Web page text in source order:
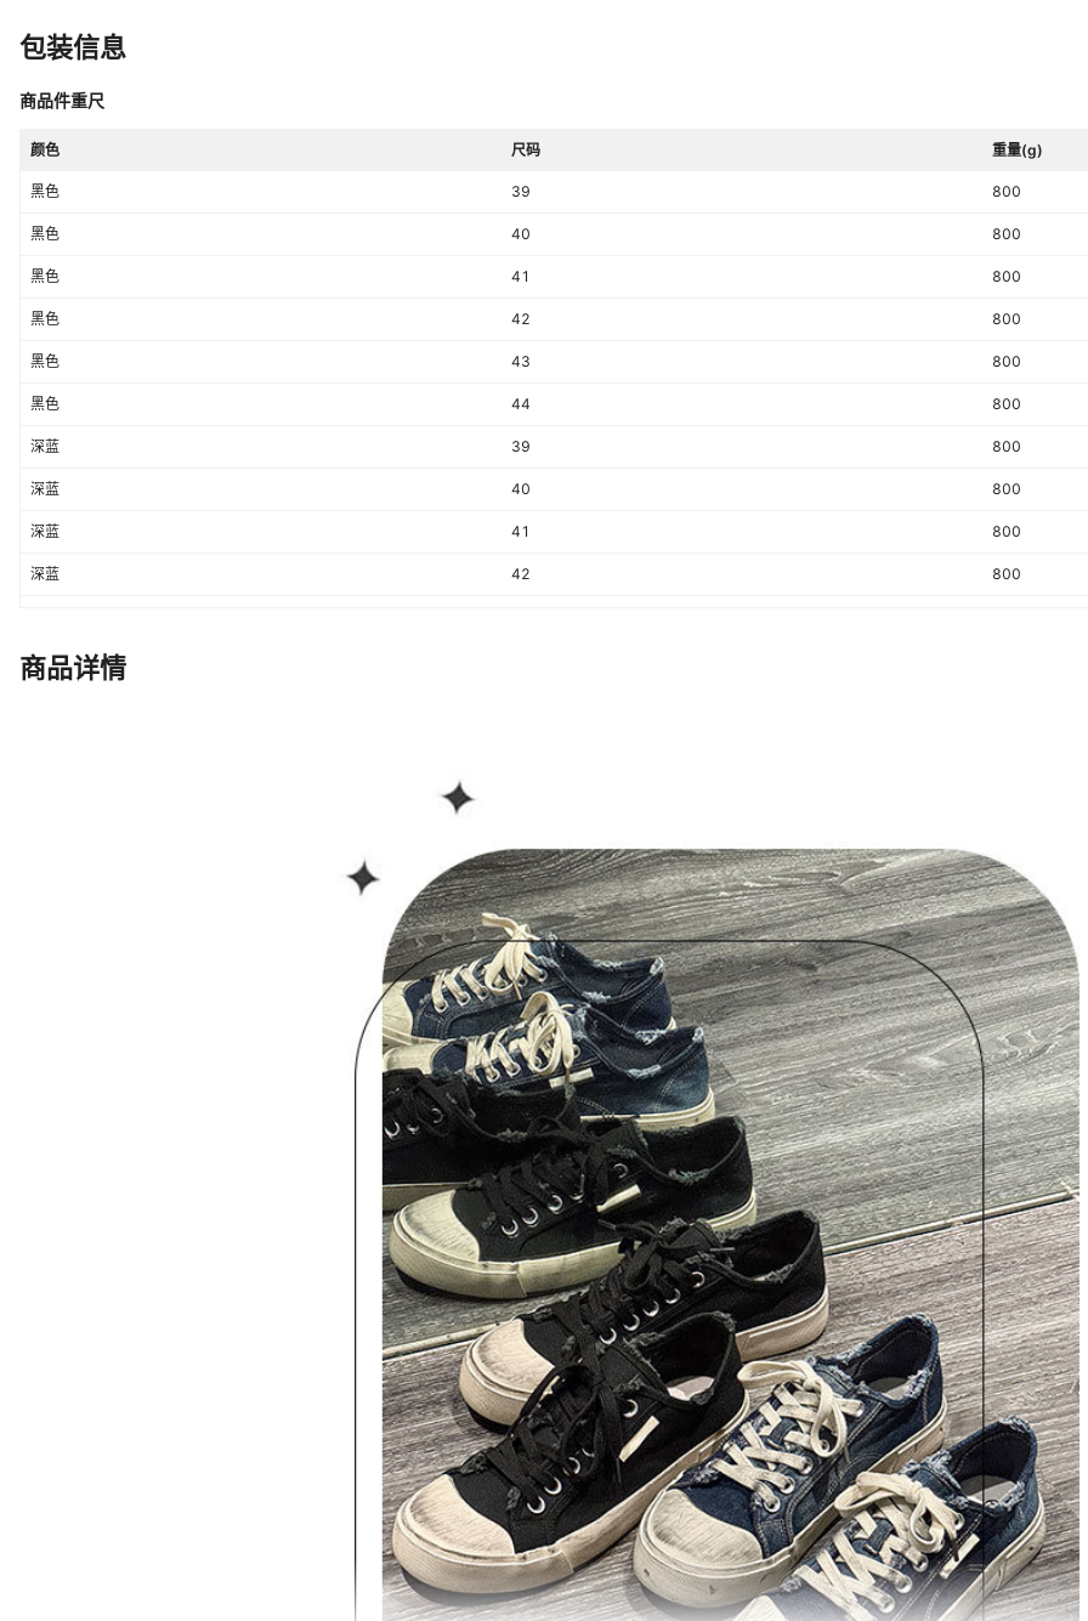
鞋帮高度
包装信息
商品件重尺
颜色 尺码 重量(g)
黑色 39 800
黑色 40 800
黑色 41 800
黑色 42 800
黑色 43 800
黑色 44 800
深蓝 39 800
深蓝 40 800
深蓝 41 800
深蓝 42 800
深蓝
商品详情